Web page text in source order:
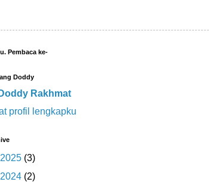
Pembaca ke-
Doddy
Doddy Rakhmat
profil lengkapku
2025 (3)
2024 (2)